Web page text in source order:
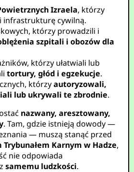
Izraela, którzy
infrastrukturę cywilną.
którzy prowadzili i
szpitali i obozów dla
którzy ułatwiali lub
tortury, głód i egzekucje.
którzyautoryzowali,
lub ukrywali te zbrodnie.
nazwany, aresztowany,
. Tam, gdzie istnieją dowody —
— muszą stanąć przed
Karnym w Hadze,
nie odpowiada
samemu ludzkości.